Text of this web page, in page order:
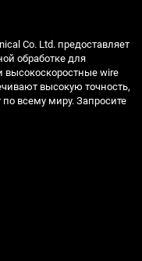
Co. Ltd. предоставляет
обработке для
wire
высокую точность,
всему миру. Запросите